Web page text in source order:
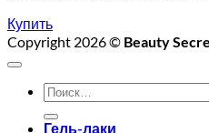
Купить
Copyright 2026 © Beauty
Искать:
Гель-лаки